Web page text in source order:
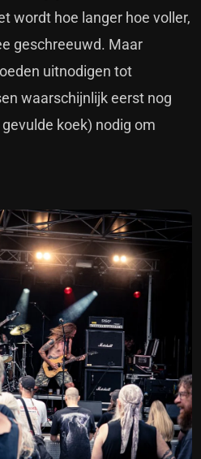
wordt hoe langer hoe voller,
geschreeuwd. Maar
uitnodigen tot
waarschijnlijk eerst nog
koek) nodig om